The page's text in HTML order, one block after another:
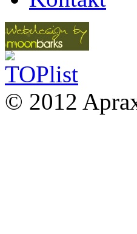
© 2012